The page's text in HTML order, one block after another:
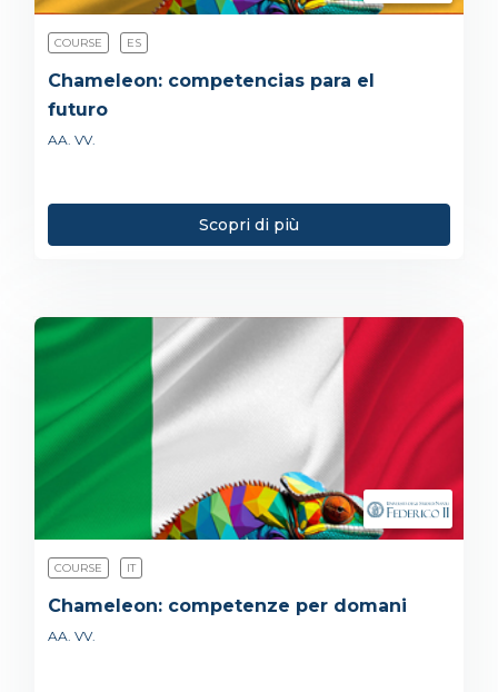
COURSE ES
Chameleon: competencias para el
futuro
AA. VV.
Scopri di più
COURSE IT
Chameleon: competenze per domani
AA. VV.